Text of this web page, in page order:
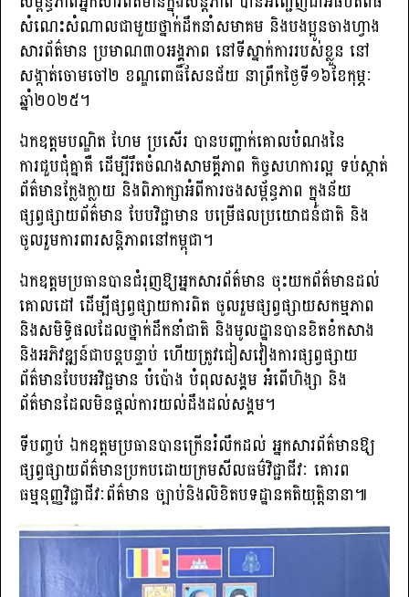
សំណេះសំណាលជាមួយថ្នាក់ដឹកនាំសមាគម និងបងប្អូនចាងហ្វាង
សារព័ត៌មាន ប្រមាណ៣០អង្គភាព នៅទីស្នាក់ការរបស់ខ្លួន នៅ
សង្កាត់ចោមចៅ២ ខណ្ឌពោធិ៍សែនជ័យ នាព្រឹកថ្ងៃទី១៦ខែកុម្ភៈ
ឆ្នាំ២០២៥។
ឯកឧត្តមបណ្ឌិត ហែម ប្រសើរ បានបញ្ជាក់គោលបំណងនៃ
ការជួបជុំគ្នាគឺ ដើម្បីរឹតចំណងសាមគ្គីភាព កិច្ចសហការល្អ ទប់ស្កាត់
ព័ត៌មានក្លែងក្លាយ និងពិភាក្សាអំពីការចងសម្ព័ន្ធភាព ក្នុងន័យ
ផ្សព្វផ្សាយព័ត៌មាន បែបវិជ្ជាមាន បម្រើផលប្រយោជន៍ជាតិ និង
ចូលរួមការពារសន្តិភាពនៅកម្ពុជា។
ឯកឧត្តមប្រធានបានជំរុញឱ្យអ្នកសារព័ត៌មាន ចុះយកព័ត៌មានដល់
គោលដៅ ដើម្បីផ្សព្វផ្សាយការពិត ចូលរួមផ្សព្វផ្សាយសកម្មភាព
និងសមិទ្ធិផលដែលថ្នាក់ដឹកនាំជាតិ និងមូលដ្ឋានបានខិតខំកសាង
និងអភិវឌ្ឍន៍ជាបន្តបន្ទាប់ ហើយត្រូវជៀសវៀងការផ្សព្វផ្សាយ
ព័ត៌មានបែបអវិជ្ជមាន បំប៉ោង បំពុលសង្គម អំពើហិង្សា និង
ព័ត៌មានដែលមិនផ្តល់ការយល់ដឹងដល់សង្គម។
ទីបញ្ចប់ ឯកឧត្តមប្រធានបានក្រើនរំលឹកដល់ អ្នកសារព័ត៌មានឱ្យ
ផ្សព្វផ្សាយព័ត៌មានប្រកបដោយក្រមសីលធម៌វិជ្ជាជីវៈ គោរព
ធម្មនុញ្ញវិជ្ជាជីវៈព័ត៌មាន ច្បាប់និងលិខិតបទដ្ឋានគតិយុត្តិនានា៕